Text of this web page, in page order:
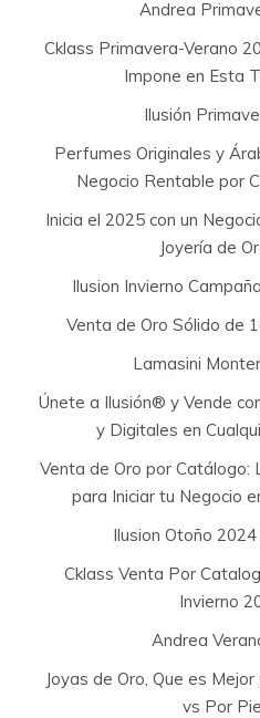
:
Andrea
Cklass Primavera-Verano
Impone en Esta
Ilusión
Perfumes Originales y
Negocio Rentable por
Inicia el 2025 con un
Joyería de
Ilusion Invierno
Venta de Oro Sólido de
Lamasini
Únete a Ilusión® y Vende
y Digitales en
Venta de Oro por Catálogo:
para Iniciar tu Negocio
Ilusion Otoño
Cklass Venta Por
Invierno
Andrea
Joyas de Oro, Que es
vs Por